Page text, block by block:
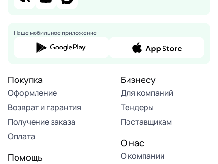
Наше мобильное приложение
Покупка
Оформление
Возврат и гарантия
Получение заказа
Оплата
Помощь
Бизнесу
Для компаний
Тендеры
Поставщикам
О нас
О компании